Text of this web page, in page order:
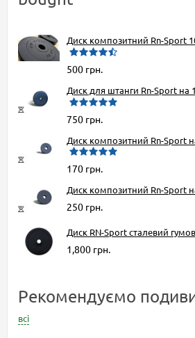
Диск композитний Rn-Sport
500 грн.
Диск для штанги Rn-Sport на
750 грн.
Диск композитний Rn-Sport
170 грн.
Диск композитний Rn-Sport
250 грн.
Диск RN-Sport сталевий
1,800 грн.
Рекомендуємо
всі